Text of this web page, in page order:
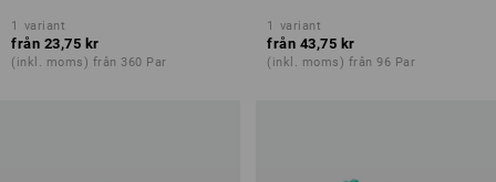
1 variant
från 23,75 kr
(inkl. moms) från 360 Par
1 variant
från 43,75 kr
(inkl. moms) från 96 Par